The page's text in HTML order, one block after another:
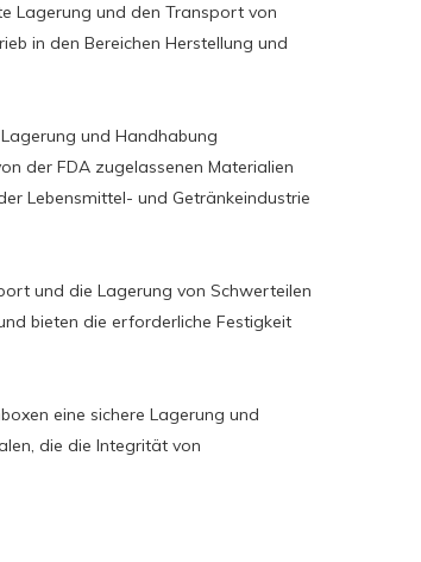
Lagerung und den Transport von
in den Bereichen Herstellung und
und Handhabung
der FDA zugelassenen Materialien
Lebensmittel- und Getränkeindustrie
und die Lagerung von Schwerteilen
bieten die erforderliche Festigkeit
eine sichere Lagerung und
die die Integrität von